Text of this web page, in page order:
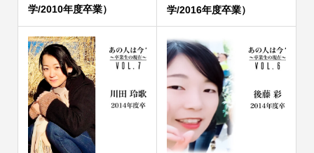
学/2010年度卒業）
学/2016年度卒業）